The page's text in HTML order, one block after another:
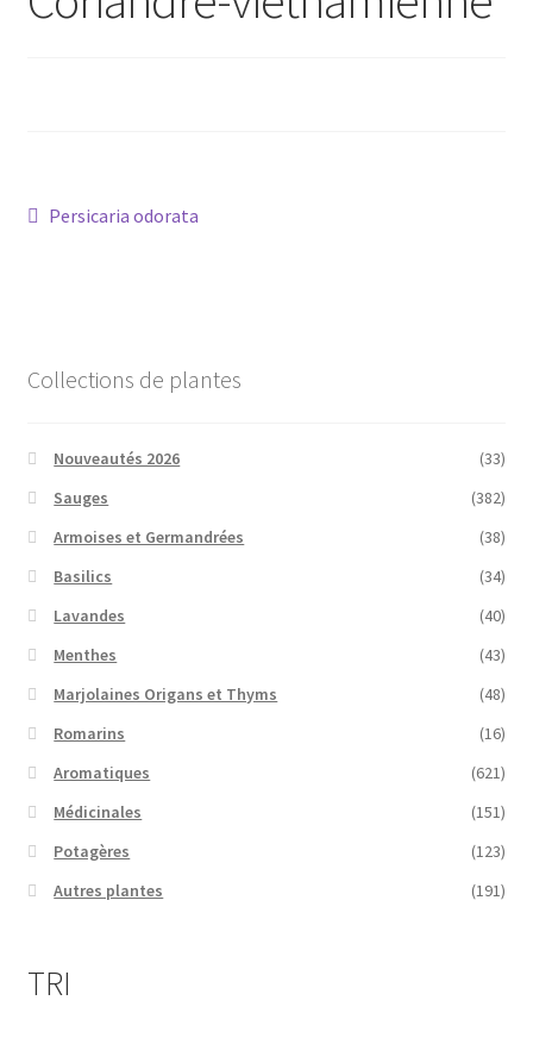
Navigation
Article
Persicaria odorata
Collections de plantes
Nouveautés 2026
(33)
Sauges
(382)
Armoises et Germandrées
(38)
Basilics
(34)
Lavandes
(40)
Menthes
(43)
Marjolaines Origans et Thyms
(48)
Romarins
(16)
Aromatiques
(621)
Médicinales
(151)
Potagères
(123)
Autres plantes
(191)
TRI